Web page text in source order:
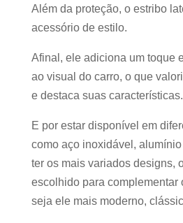
Além da proteção, o estribo
acessório de estilo.
Afinal, ele adiciona um toque
ao visual do carro, o que
e destaca suas características.
E por estar disponível em
como aço inoxidável,
ter os mais variados designs,
escolhido para complementar
seja ele mais moderno,